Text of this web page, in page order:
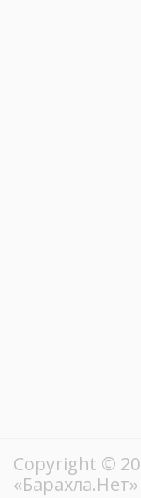
Copyright ©
«Барахла.Нет»